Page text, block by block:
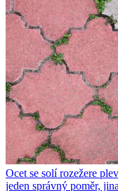
Ocet se solí rozežere
jeden správný poměr,